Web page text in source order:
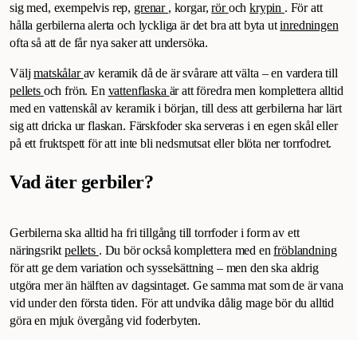
sig med, exempelvis rep, grenar , korgar,rör ochkrypin . För att
hålla gerbilerna alerta och lyckliga är det bra att byta utinredningen
ofta så att de får nya saker att undersöka.
Väljmatskålar av keramik då de är svårare att välta – en vardera till
pellets och frön. En vattenflaska är att föredra men komplettera alltid
med en vattenskål av keramik i början, till dess att gerbilerna har lärt
sig att dricka ur flaskan. Färskfoder ska serveras i en egen skål eller
på ett fruktspett för att inte bli nedsmutsat eller blöta ner torrfodret.
Vad äter gerbiler?
Gerbilerna ska alltid ha fri tillgång till torrfoder i form av ett
näringsriktpellets . Du bör också komplettera med enfröblandning
för att ge dem variation och sysselsättning – men den ska aldrig
utgöra mer än hälften av dagsintaget. Ge samma mat som de är vana
vid under den första tiden. För att undvika dålig mage bör du alltid
göra en mjuk övergång vid foderbyten.